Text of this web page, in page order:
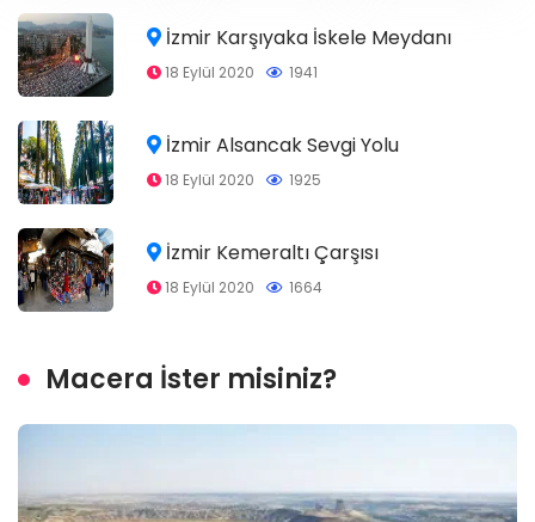
İzmir Karşıyaka İskele Meydanı
18 Eylül 2020 1941
İzmir Alsancak Sevgi Yolu
18 Eylül 2020 1925
İzmir Kemeraltı Çarşısı
18 Eylül 2020 1664
Macera İster misiniz?